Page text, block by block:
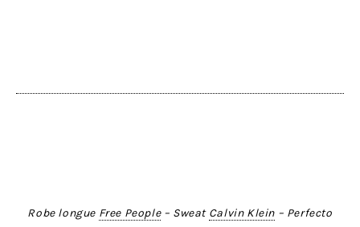
Robe longue Free People– Sweat Calvin Klein– Perfecto